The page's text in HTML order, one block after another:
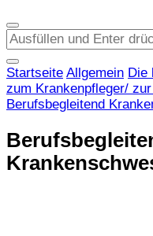
Suchst
du
nach
etwas?
Startseite Allgemein Die
zum Krankenpfleger/
Berufsbegleitend